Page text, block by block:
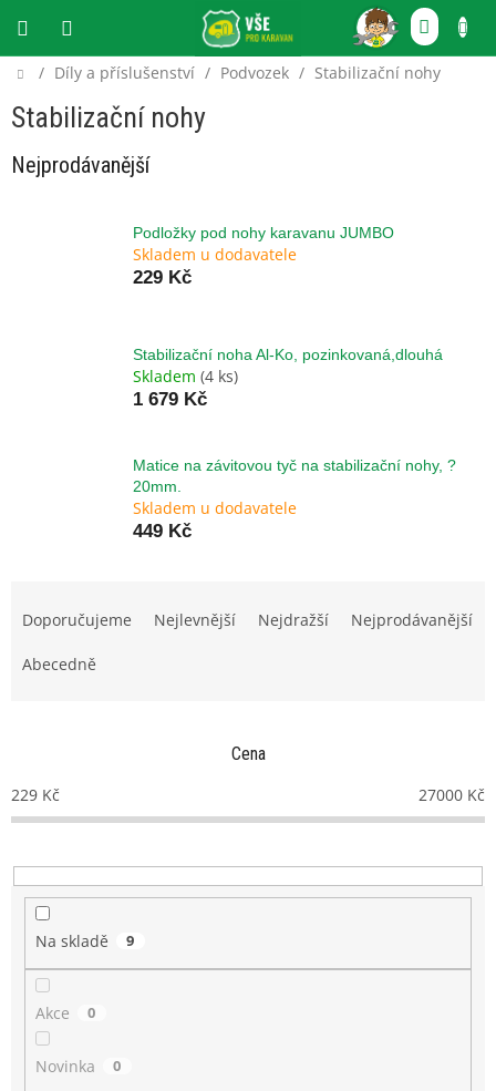
obsah
CZK
Domů
/ Díly a příslušenství / Podvozek / Stabilizační nohy
Stabilizační nohy
Nejprodávanější
Podložky pod nohy karavanu JUMBO
Skladem u dodavatele
229 Kč
Stabilizační noha Al-Ko, pozinkovaná,dlouhá
Skladem (4 ks)
1 679 Kč
Matice na závitovou tyč na stabilizační nohy, ?
20mm.
Skladem u dodavatele
449 Kč
o
d
k
t
Doporučujeme Nejlevnější Nejdražší Nejprodávanější
Abecedně
Cena
229 Kč 27000 Kč
Na skladě 9
Akce 0
Novinka 0